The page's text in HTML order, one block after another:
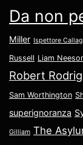
Da non
Miller Ispettore
Russell Liam
Robert
Sam Worthington
superignoranza
Gilliam The